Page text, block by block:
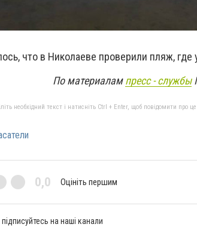
что в Николаеве проверили пляж, где
По материалампресс - службы
необхідний текст і натисніть Ctrl + Enter, щоб повідомити про
0,0 Оцініть першим
на наші канали